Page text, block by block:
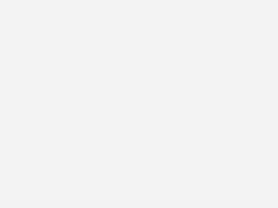
zu erfüllen
gezielter
Digitalisierungsplan